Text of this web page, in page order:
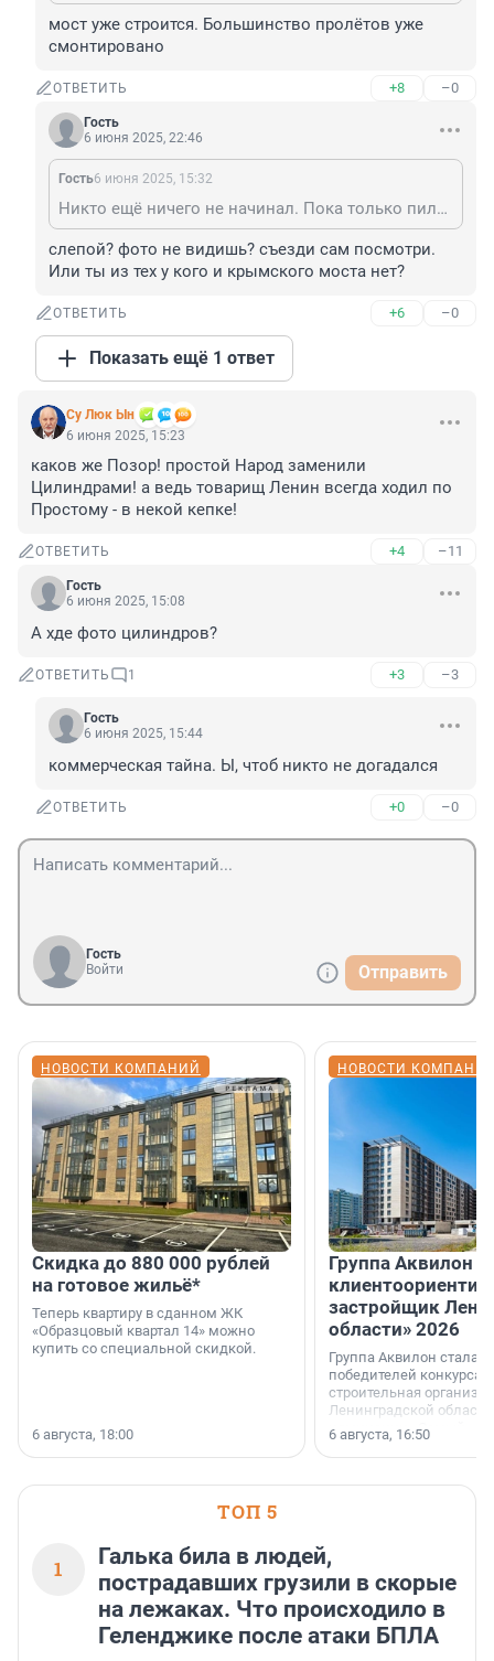
мост уже строится. Большинство пролётов уже
смонтировано
ОТВЕТИТЬ +8 –0
Гость
6 июня 2025, 22:46
Гость6 июня 2025, 15:32
Никто ещё ничего не начинал. Пока только пилят и готовятся
слепой? фото не видишь? съезди сам посмотри.
Или ты из тех у кого и крымского моста нет?
ОТВЕТИТЬ +6 –0
Показать ещё 1 ответ
Су Люк Ын
6 июня 2025, 15:23
каков же Позор! простой Народ заменили
Цилиндрами! а ведь товарищ Ленин всегда ходил по
Простому - в некой кепке!
ОТВЕТИТЬ +4 –11
Гость
6 июня 2025, 15:08
А хде фото цилиндров?
ОТВЕТИТЬ 1 +3 –3
Гость
6 июня 2025, 15:44
коммерческая тайна. Ы, чтоб никто не догадался
ОТВЕТИТЬ +0 –0
Гость
Войти
Отправить
НОВОСТИ КОМПАНИЙ
Скидка до 880 000 рублей
на готовое жильё*
Теперь квартиру в сданном ЖК
«Образцовый квартал 14» можно
купить со специальной скидкой.
6 августа, 18:00
НОВОСТИ
Группа Аквилон
застройщик
области» 2026
Группа Аквилон стала
победителей конкурса
строительная
Ленинградской области
номинации «Самый
застройщик
области».
6 августа, 16:50
ТОП 5
1
Галька била в людей,
пострадавших грузили в скорые
на лежаках. Что происходило в
Геленджике после атаки БПЛА